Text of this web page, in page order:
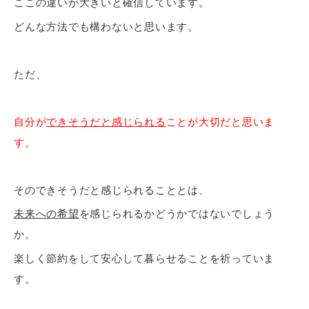
ここの違いが大きいと確信しています。
どんな方法でも構わないと思います。
ただ、
自分ができそうだと感じられる ことが大切だと思いま
す。
そのできそうだと感じられることとは、
未来への希望 を感じられるかどうかではないでしょう
か。
楽しく節約をして安心して暮らせることを祈っていま
す。